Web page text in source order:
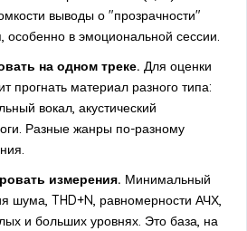
выводы о "прозрачности"
особенно в эмоциональной сессии.
на одном треке. Для оценки
прогнать материал разного типа:
вокал, акустический
Разные жанры по-разному
измерения. Минимальный
шума, THD+N, равномерности АЧХ,
и больших уровнях. Это база, на